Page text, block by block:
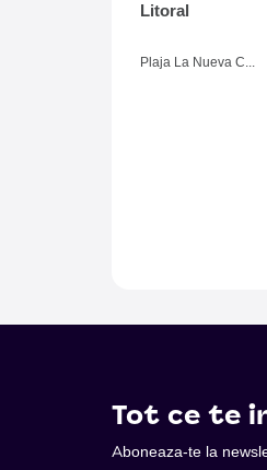
Litoral
Plaja La Nueva Cucaracha, Mamaia
Tot ce te
Aboneaza-te la